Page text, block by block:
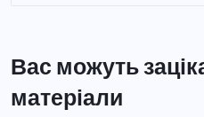
Вас можуть
матеріали